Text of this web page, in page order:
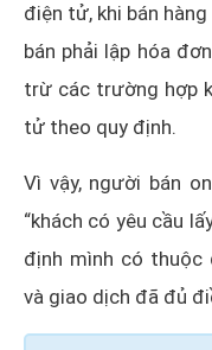
điện tử, khi bán
bán phải lập hóa
trừ các trường hợp
tử theo quy định.
Vì vậy, người bán
“khách có yêu cầu
định mình có thuộc
và giao dịch đã đủ